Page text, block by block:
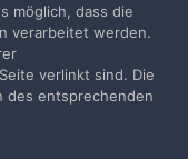
Dich hier an.
möglich, dass die
verarbeitet werden.
verlinkt sind. Die
des entsprechenden